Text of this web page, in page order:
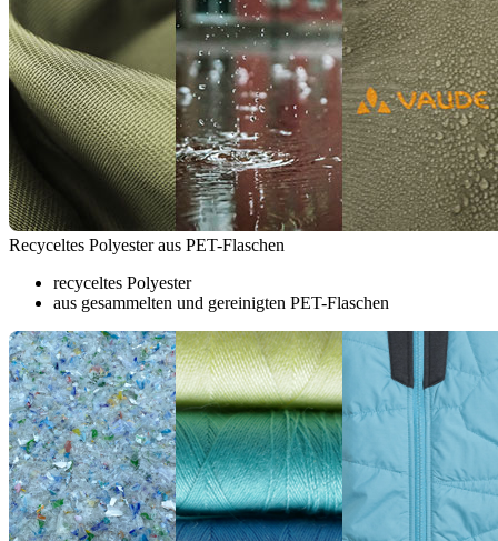
Recyceltes Polyester aus PET-Flaschen
recyceltes Polyester
aus gesammelten und gereinigten PET-Flaschen